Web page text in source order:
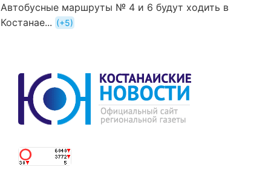
Автобусные маршруты № 4 и 6 будут ходить в
Костанае...
+5